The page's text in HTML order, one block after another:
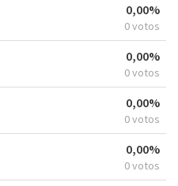
0,00%
0 votos
0,00%
0 votos
0,00%
0 votos
0,00%
0 votos